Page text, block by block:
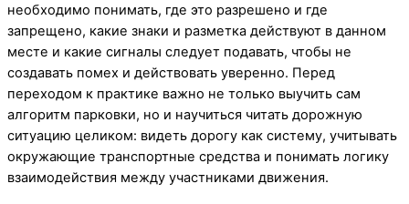
необходимо понимать, где это разрешено и где
запрещено, какие знаки и разметка действуют в данном
месте и какие сигналы следует подавать, чтобы не
создавать помех и действовать уверенно. Перед
переходом к практике важно не только выучить сам
алгоритм парковки, но и научиться читать дорожную
ситуацию целиком: видеть дорогу как систему, учитывать
окружающие транспортные средства и понимать логику
взаимодействия между участниками движения.